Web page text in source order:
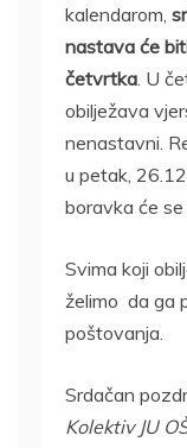
kalendarom,
nastava će
četvrtka . U
obilježava
nenastavni.
u petak,
boravka će
Svima koji
želimo da ga
poštovanja.
Srdačan
Kolektiv JU